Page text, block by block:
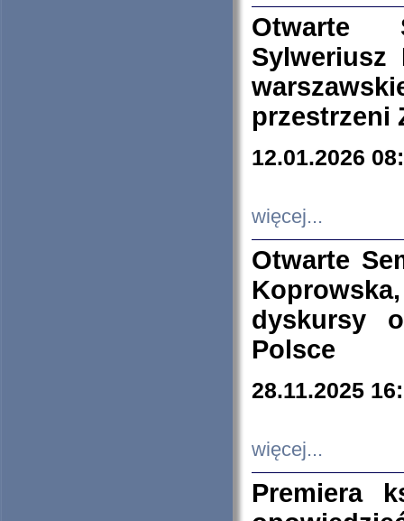
Otwarte
Sylweriusz
przestrzeni
12.01.2026
więcej...
Otwarte
dyskursy
Polsce
28.11.2025
więcej...
Premiera